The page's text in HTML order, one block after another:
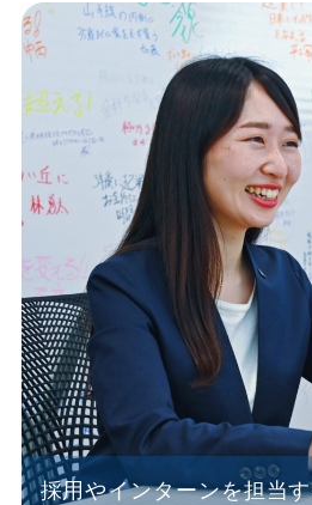
採用やインターンを担当